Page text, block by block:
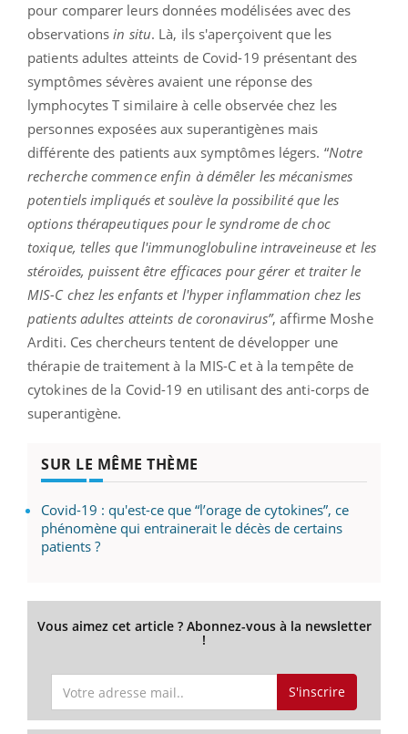
pour comparer leurs données modélisées avec des
observationsin situ. Là, ils s'aperçoivent que les
patients adultes atteints de Covid-19 présentant des
symptômes sévères avaient une réponse des
lymphocytes T similaire à celle observée chez les
personnes exposées aux superantigènes mais
différente des patients aux symptômes légers. “Notre
recherche commence enfin à démêler les mécanismes
potentiels impliqués et soulève la possibilité que les
options thérapeutiques pour le syndrome de choc
toxique, telles que l'immunoglobuline intraveineuse et les
stéroïdes, puissent être efficaces pour gérer et traiter le
MIS-C chez les enfants et l'hyper inflammation chez les
patients adultes atteints de coronavirus”, affirme Moshe
Arditi. Ces chercheurs tentent de développer une
thérapie de traitement à la MIS-C et à la tempête de
cytokines de la Covid-19 en utilisant des anti-corps de
superantigène.
SUR LE MÊME THÈME
Covid-19 : qu'est-ce que “l’orage de cytokines”, ce
phénomène qui entrainerait le décès de certains
patients ?
Vous aimez cet article ? Abonnez-vous à la newsletter
!
S'inscrire